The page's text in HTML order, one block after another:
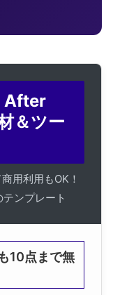
After
＆ツー
用利用もOK！
ンプレート
10点まで無